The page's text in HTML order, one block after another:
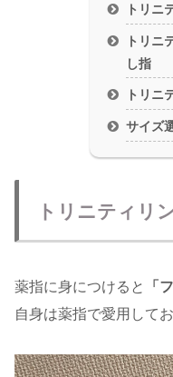
トリニ
トリニ
し指
トリニ
サイズ
トリニティリ
薬指に身につけると 「
自身は薬指で愛用してお